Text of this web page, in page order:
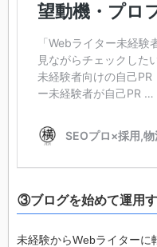
③ブログを始めて運用
未経験からWebライターに